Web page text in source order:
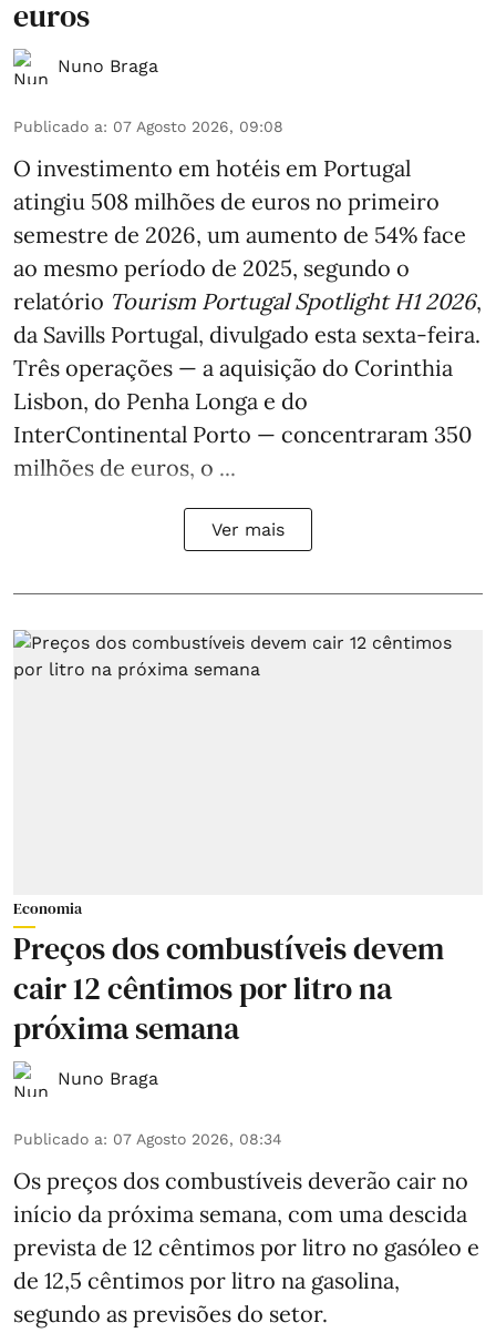
euros
Nuno Braga
Publicado a: 07 Agosto 2026, 09:08
O investimento em hotéis em Portugal
atingiu 508 milhões de euros no primeiro
semestre de 2026, um aumento de 54% face
ao mesmo período de 2025, segundo o
relatório Tourism Portugal Spotlight H1 2026,
da Savills Portugal, divulgado esta sexta-feira.
Três operações — a aquisição do Corinthia
Lisbon, do Penha Longa e do
InterContinental Porto — concentraram 350
milhões de euros, o ...
Ver mais
Economia
Preços dos combustíveis devem
cair 12 cêntimos por litro na
próxima semana
Nuno Braga
Publicado a: 07 Agosto 2026, 08:34
Os preços dos combustíveis deverão cair no
início da próxima semana, com uma descida
prevista de 12 cêntimos por litro no gasóleo e
de 12,5 cêntimos por litro na gasolina,
segundo as previsões do setor.